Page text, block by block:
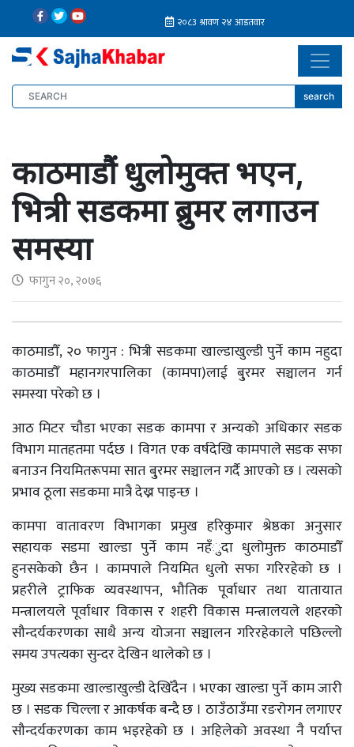
search
काठमाडौं धुलोमुक्त भएन,
भित्री सडकमा ब्रुमर लगाउन
समस्या
फागुन २०, २०७६
काठमाडौँ, २० फागुन : भित्री सडकमा खाल्डाखुल्डी पुर्ने काम नहुदा
काठमाडौँ महानगरपालिका (कामपा)लाई बु्रमर सञ्चालन गर्न
समस्या परेको छ ।
आठ मिटर चौडा भएका सडक कामपा र अन्यको अधिकार सडक
विभाग मातहतमा पर्दछ । विगत एक वर्षदेखि कामपाले सडक सफा
बनाउन नियमितरूपमा सात बु्रमर सञ्चालन गर्दै आएको छ । त्यसको
प्रभाव ठूला सडकमा मात्रै देख्न पाइन्छ ।
कामपा वातावरण विभागका प्रमुख हरिकुमार श्रेष्ठका अनुसार
सहायक सडमा खाल्डा पुर्ने काम नहँुदा धुलोमुक्त काठमाडौँ
हुनसकेको छैन । कामपाले नियमित धुलो सफा गरिरहेको छ ।
प्रहरीले ट्राफिक व्यवस्थापन, भौतिक पूर्वाधार तथा यातायात
मन्त्रालयले पूर्वाधार विकास र शहरी विकास मन्त्रालयले शहरको
सौन्दर्यकरणका साथै अन्य योजना सञ्चालन गरिरहेकाले पछिल्लो
समय उपत्यका सुन्दर देखिन थालेको छ ।
मुख्य सडकमा खाल्डाखुल्डी देखिँदैन । भएका खाल्डा पुर्ने काम जारी
छ । सडक चिल्ला र आकर्षक बन्दै छ । ठाउँठाउँमा रङरोगन लगाएर
सौन्दर्यकरणका काम भइरहेको छ । अहिलेको अवस्था नै पर्याप्त